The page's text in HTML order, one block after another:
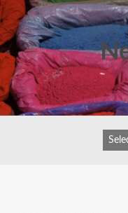
Zum
Inhalt
springen